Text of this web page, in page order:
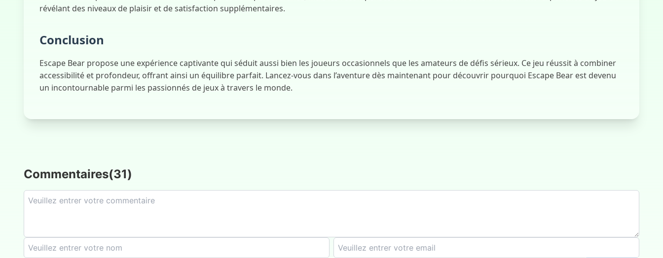
révélant des niveaux de plaisir et de satisfaction supplémentaires.
Conclusion
Escape Bear propose une expérience captivante qui séduit aussi bien les joueurs occasionnels que les amateurs de défis sérieux. Ce jeu réussit à combiner
accessibilité et profondeur, offrant ainsi un équilibre parfait. Lancez-vous dans l’aventure dès maintenant pour découvrir pourquoi Escape Bear est devenu
un incontournable parmi les passionnés de jeux à travers le monde.
Commentaires(31)